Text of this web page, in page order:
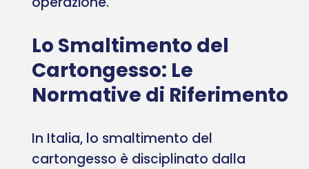
Lo Smaltimento del
Cartongesso: Le
Normative di Riferimento
In Italia, lo smaltimento del
cartongesso è disciplinato dalla